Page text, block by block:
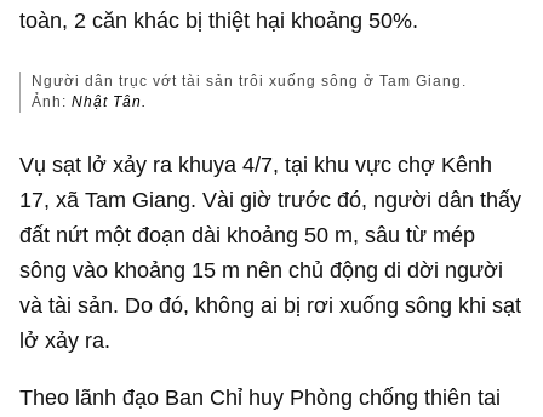
toàn, 2 căn khác bị thiệt hại khoảng 50%.
Người dân trục vớt tài sản trôi xuống sông ở Tam Giang.
Ảnh:Nhật Tân.
Vụ sạt lở xảy ra khuya 4/7, tại khu vực chợ Kênh
17, xã Tam Giang. Vài giờ trước đó, người dân thấy
đất nứt một đoạn dài khoảng 50 m, sâu từ mép
sông vào khoảng 15 m nên chủ động di dời người
và tài sản. Do đó, không ai bị rơi xuống sông khi sạt
lở xảy ra.
Theo lãnh đạo Ban Chỉ huy Phòng chống thiên tai